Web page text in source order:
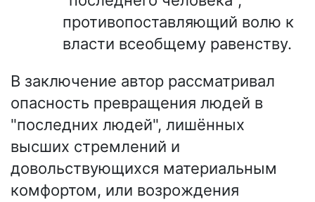
противопоставляющий волю к
власти всеобщему равенству.
В заключение автор рассматривал
опасность превращения людей в
"последних людей", лишённых
высших стремлений и
довольствующихся материальным
комфортом, или возрождения